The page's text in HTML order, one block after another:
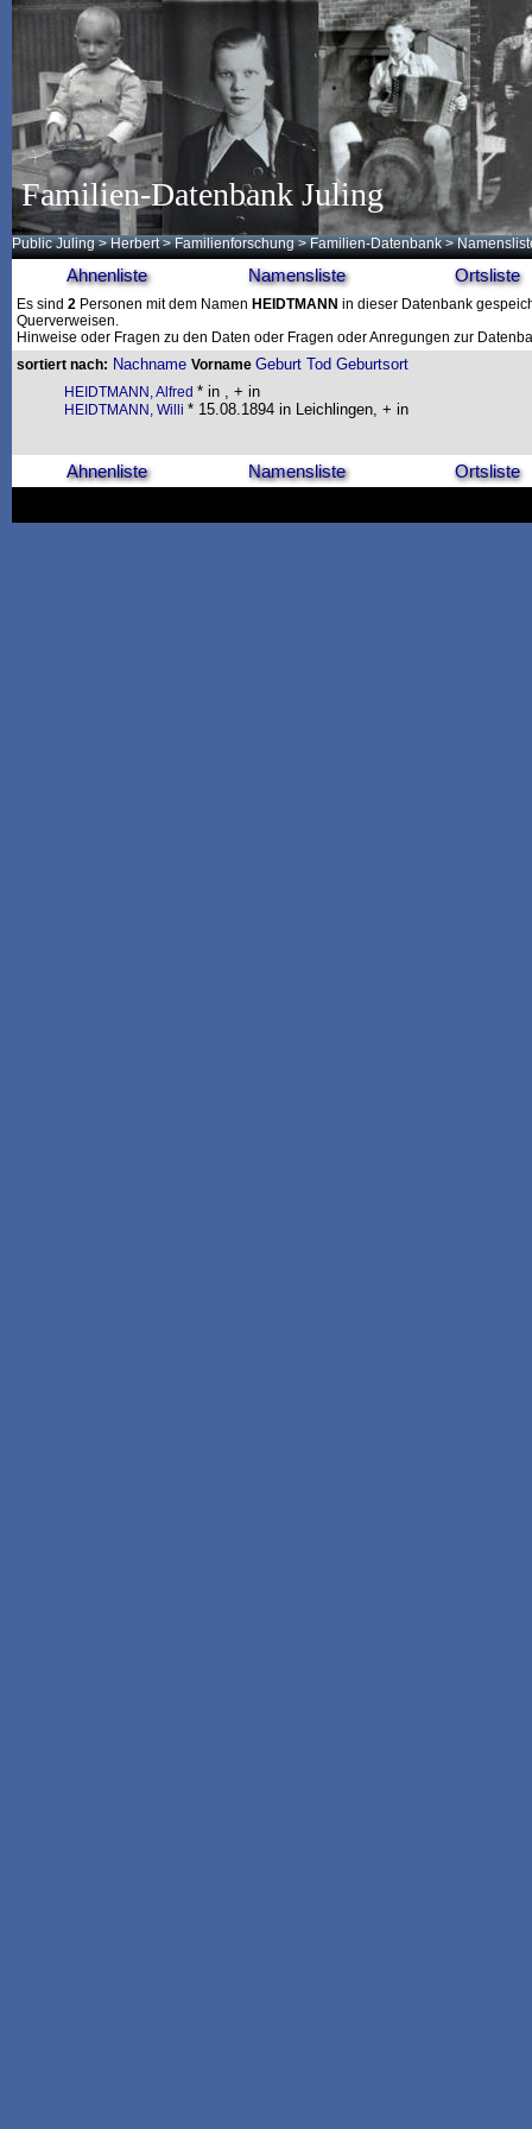
Familien-Datenbank Juling
Public Juling >Herbert >Familienforschung >Familien-Datenbank >
Ahnenliste Namensliste Ortsliste
Es sind 2 Personen mit dem Namen HEIDTMANN in dieser Datenbank
Querverweisen.
Hinweise oder Fragen zu den Daten oder Fragen oder Anregungen zur
sortiert nach: Nachname Vorname Geburt Tod Geburtsort
HEIDTMANN, Alfred * in , + in
HEIDTMANN, Willi * 15.08.1894 in Leichlingen, + in
Ahnenliste Namensliste Ortsliste